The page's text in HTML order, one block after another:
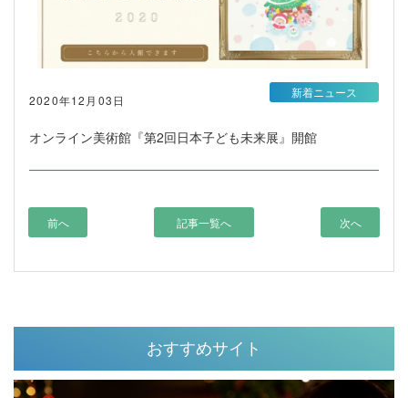
2020年12月03日
オンライン美術館『第2回日本子ども未来展』開館
新着ニュース
前へ 記事一覧へ 次へ
おすすめサイト